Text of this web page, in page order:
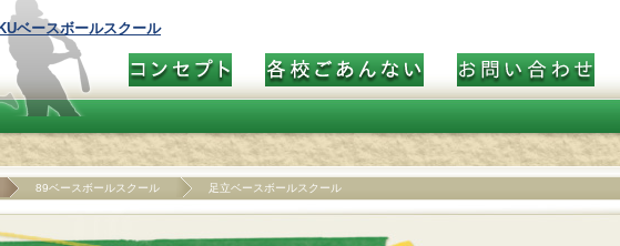
89ベースボールスクール 足立ベースボールスクール